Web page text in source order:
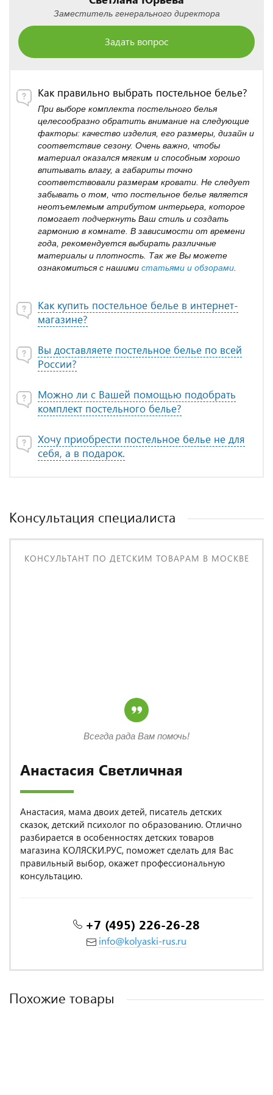
Заместитель генерального директора
Задать вопрос
Как правильно выбрать постельное белье?
При выборе комплекта постельного белья
целесообразно обратить внимание на следующие
факторы: качество изделия, его размеры, дизайн и
соответствие сезону. Очень важно, чтобы
материал оказался мягким и способным хорошо
впитывать влагу, а габариты точно
соответствовали размерам кровати. Не следует
забывать о том, что постельное белье является
неотъемлемым атрибутом интерьера, которое
помогает подчеркнуть Ваш стиль и создать
гармонию в комнате. В зависимости от времени
года, рекомендуется выбирать различные
материалы и плотность. Так же Вы можете
ознакомиться с нашими статьями и обзорами
Как купить постельное белье в интернет-
магазине?
Вы доставляете постельное белье по всей
России?
Можно ли с Вашей помощью подобрать
комплект постельного белье?
Хочу приобрести постельное белье не для
себя, а в подарок.
Консультация специалиста
КОНСУЛЬТАНТ ПО ДЕТСКИМ ТОВАРАМ В МОСКВЕ
Анастасия Светличная
Анастасия, мама двоих детей, писатель детских
сказок, детский психолог по образованию. Отлично
разбирается в особенностях детских товаров
магазина КОЛЯСКИ.РУС, поможет сделать для Вас
правильный выбор, окажет профессиональную
консультацию.
+7 (495) 226-26-28
info@kolyaski-rus.ru
Всегда рада Вам помочь!
Похожие товары